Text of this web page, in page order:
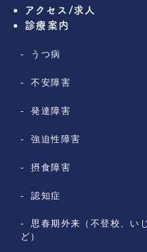
アクセス/求人
診療案内
うつ病
不安障害
発達障害
強迫性障害
摂食障害
認知症
思春期外来（不登校、い
ど）